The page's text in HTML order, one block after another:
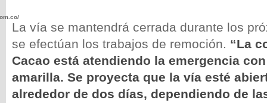
La vía se mantendrá cerrada durante los
se efectúan los trabajos de remoción. “La
Cacao está atendiendo la emergencia
amarilla. Se proyecta que la vía esté
alrededor de dos días, dependiendo de
wp-
wp-